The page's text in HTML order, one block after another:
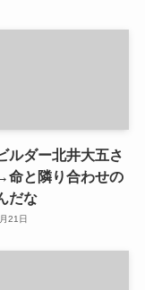
ルダー北井大五さ
命と隣り合わせの
だな
21日